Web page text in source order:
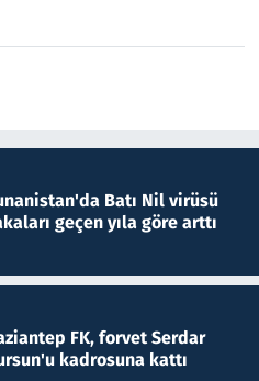
Batı Nil virüsü
geçen yıla göre arttı
FK, forvet Serdar
kadrosuna kattı